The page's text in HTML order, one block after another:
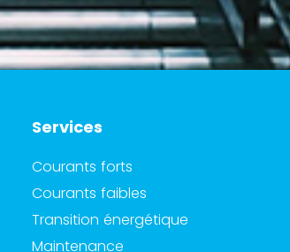
Services
Courants forts
Courants faibles
Transition énergétique
Maintenance